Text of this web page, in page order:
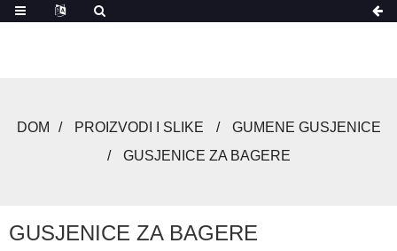
DOM PROIZVODI I SLIKE
GUMENE GUSJENICE
GUSJENICE ZA BAGERE
GUSJENICE ZA BAGERE